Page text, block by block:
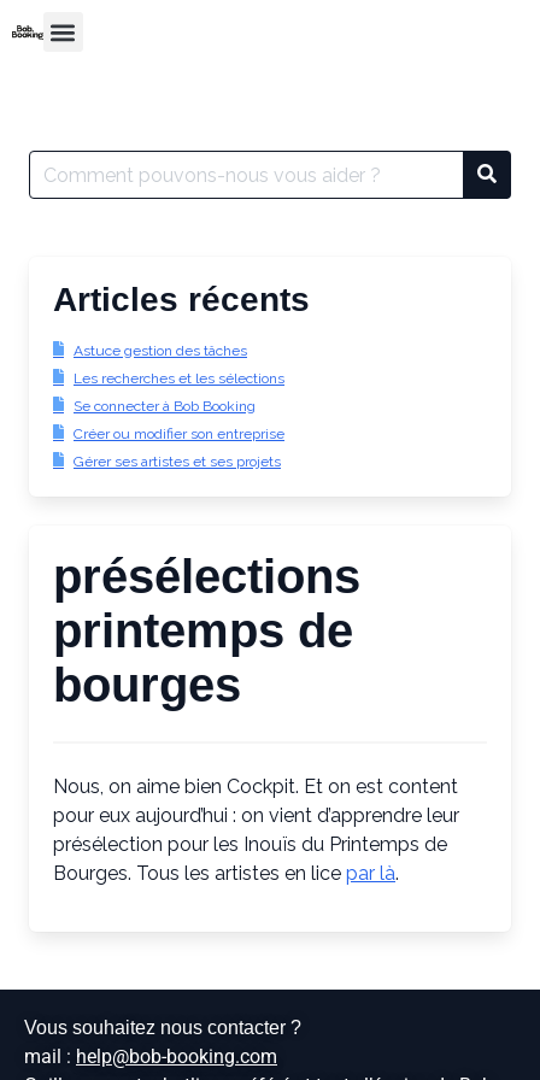
Articles récents
Astuce gestion des tâches
Les recherches et les sélections
Se connecter à Bob Booking
Créer ou modifier son entreprise
Gérer ses artistes et ses projets
présélections
printemps de
bourges
Nous, on aime bien Cockpit. Et on est content
pour eux aujourd’hui : on vient d’apprendre leur
présélection pour les Inouïs du Printemps de
Bourges. Tous les artistes en lice par là.
Vous souhaitez nous contacter ?
mail : help@bob-booking.com